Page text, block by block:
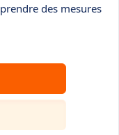
des mesures